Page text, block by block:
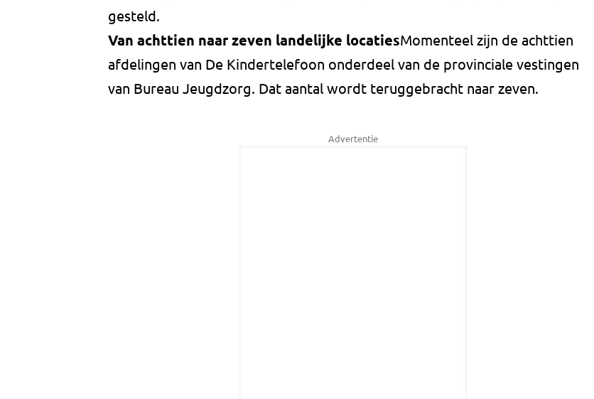
gesteld.
Van achttien naar zeven landelijke locatiesMomenteel zijn de achttien
afdelingen van De Kindertelefoon onderdeel van de provinciale vestingen
van Bureau Jeugdzorg. Dat aantal wordt teruggebracht naar zeven.
Advertentie